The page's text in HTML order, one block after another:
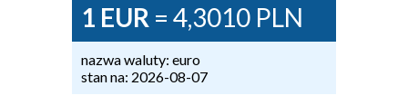
1 EUR = 4,3010 PLN
nazwa waluty: euro
stan na: 2026-08-07